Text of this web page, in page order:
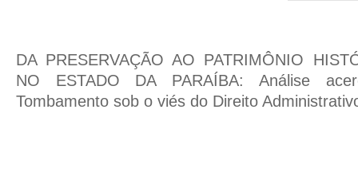
DA PRESERVAÇÃO AO PATRIMÔNIO
NO ESTADO DA PARAÍBA: Análise
Tombamento sob o viés do Direito